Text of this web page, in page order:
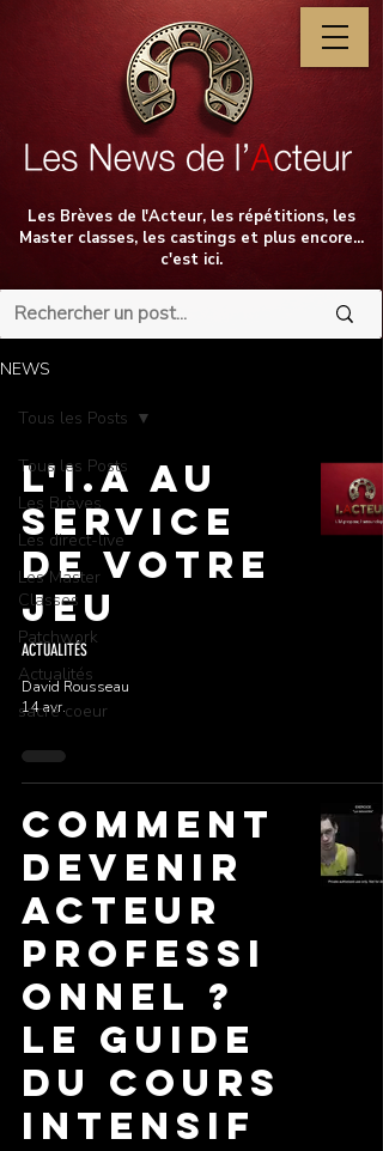
Les Brèves de l'Acteur, les répétitions, les
Master classes, les castings et plus encore...
c'est ici.
NEWS
Tous les Posts
Les Brèves
Les direct-live
Les Master
Classes
Patchwork
Actualités
sacré coeur
Tous les Posts
L'I.A au
service
de votre
jeu
ACTUALITÉS
David Rousseau
14 avr.
Comment
devenir
acteur
professi
onnel ?
Le guide
du Cours
Intensif